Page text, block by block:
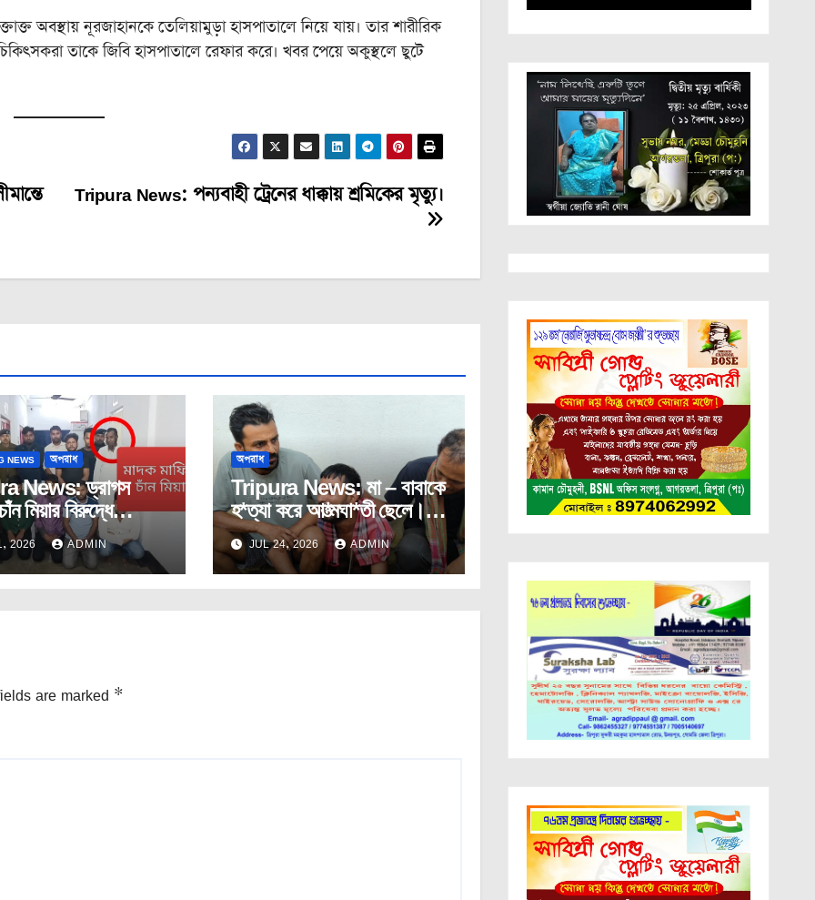
অবস্থায় নূরজাহানকে তেলিয়ামুড়া হাসপাতালে নিয়ে যায়। তার শারীরিক
তাকে জিবি হাসপাতালে রেফার করে। খবর পেয়ে অকুস্থলে ছুটে
Tripura News: পন্যবাহী ট্রেনের ধাক্কায় শ্রমিকের মৃত্যু।
NEWS অপরাধ
News: ড্রাগস
মিয়ার বিরুদ্ধে
রাহুলের মামলা দায়ের।
2026 ADMIN
অপরাধ
Tripura News: মা – বাবাকে
হ*ত্যা করে আ*ত্মঘা*তী ছেলে।
ঘটনায়পশ্চিম মুহুরীপুরে।
JUL 24, 2026 ADMIN
are marked *